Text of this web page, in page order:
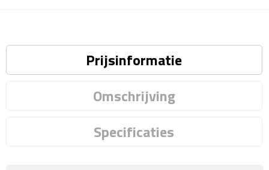
Prijsinformatie
Omschrijving
Specificaties